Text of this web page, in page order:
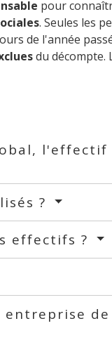
pour
. Seules les
de l'année
du décompte.
l'effectif
?
effectifs ?
entreprise